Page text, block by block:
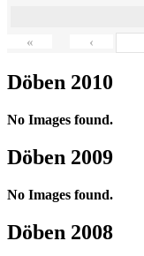
« ‹
Döben 2010
No Images found.
Döben 2009
No Images found.
Döben 2008